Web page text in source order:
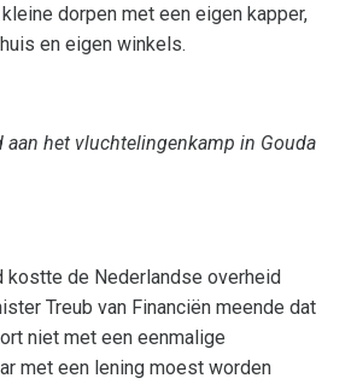
dorpen met een eigen kapper,
en eigen winkels.
aan het vluchtelingenkamp in Gouda
kostte de Nederlandse overheid
Treub van Financiën meende dat
niet met een eenmalige
met een lening moest worden